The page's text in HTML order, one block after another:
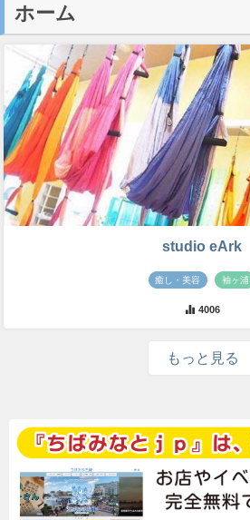
ホーム
studio eArk
癒し・美容 袖ヶ浦
4006
もっと見る